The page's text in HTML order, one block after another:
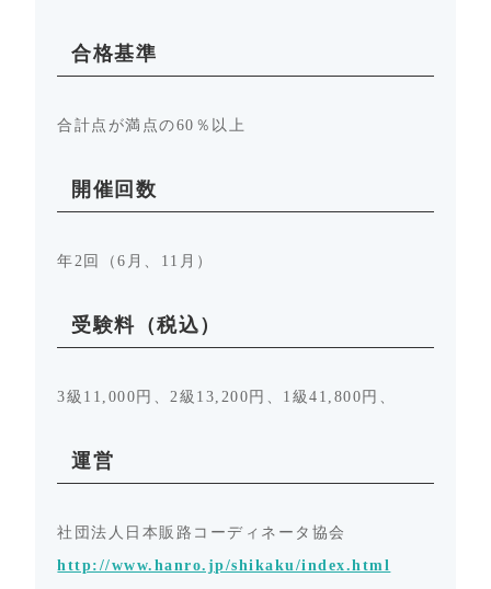
合格基準
合計点が満点の60％以上
開催回数
年2回（6月、11月）
受験料（税込）
3級11,000円、2級13,200円、1級41,800円、
運営
社団法人日本販路コーディネータ協会
http://www.hanro.jp/shikaku/index.html